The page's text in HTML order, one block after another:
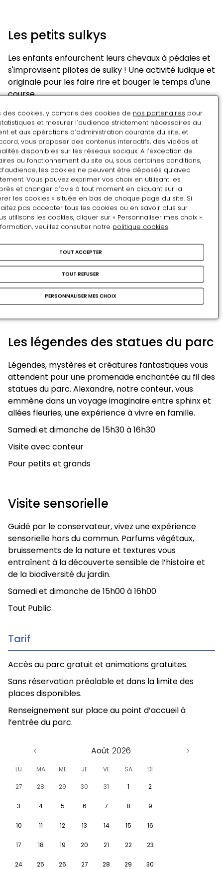
Les petits sulkys
Les enfants enfourchent leurs chevaux à pédales et
s'improvisent pilotes de sulky ! Une activité ludique et
originale pour les faire rire et bouger le temps d'une
course.
Samedi et dimanche de 11h à 18h en continu
Pour les enfants de 3 à 12 ans
Frise à colorier
Une frise à colorier géante pour créer ensemble une
œuvre ludique et colorée : un espace d’expression
libre pour les enfants !
Samedi et dimanche en continu
Tout public
LES VISITES GUIDÉES
Les légendes des statues du parc
Légendes, mystères et créatures fantastiques vous
attendent pour une promenade enchantée au fil des
statues du parc. Alexandre, notre conteur, vous
emmène dans un voyage imaginaire entre sphinx et
allées fleuries, une expérience à vivre en famille.
Samedi et dimanche de 15h30 à 16h30
Visite avec conteur
Pour petits et grands
Visite sensorielle
Guidé par le conservateur, vivez une expérience
sensorielle hors du commun. Parfums végétaux,
bruissements de la nature et textures vous
entraînent à la découverte sensible de l’histoire et
de la biodiversité du jardin.
Samedi et dimanche de 15h00 à 16h00
Tout Public
Tarif
Accès au parc gratuit et animations gratuites.
Sans réservation préalable et dans la limite des
places disponibles.
Renseignement sur place au point d’accueil à
l’entrée du parc.
Août
LU MA ME JE VE SA DI
27 28 29 30 31 1 2
3 4 5 6 7 8 9
10 11 12 13 14 15 16
17 18 19 20 21 22 23
24 25 26 27 28 29 30
des cookies, y compris des cookies de nos partenaires pour
et mesurer l’audience strictement nécessaires au
et aux opérations d’administration courante du site, et
vous proposer des contenus interactifs, des vidéos et
disponibles sur les réseaux sociaux. A l’exception de
au fonctionnement du site ou, sous certaines conditions,
les cookies ne peuvent être déposés qu’avec
Vous pouvez exprimer vos choix en utilisant les
et changer d’avis à tout moment en cliquant sur la
les cookies » située en bas de chaque page du site. Si
pas accepter tous les cookies ou en savoir plus sur
utilisons les cookies, cliquer sur « Personnaliser mes choix ».
veuillez consulter notre politique cookies.
TOUT ACCEPTER
TOUT REFUSER
PERSONNALISER MES CHOIX